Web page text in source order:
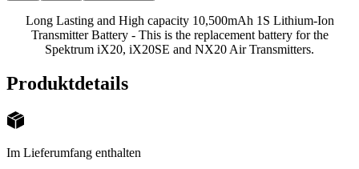
Long Lasting and High capacity 10,500mAh 1S Lithium-Ion
Transmitter Battery - This is the replacement battery for the
Spektrum iX20, iX20SE and NX20 Air Transmitters.
Produktdetails
Im Lieferumfang enthalten